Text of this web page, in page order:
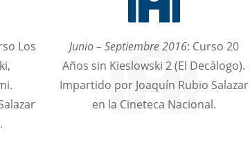
Los
Junio – Septiembre 2016: Curso 20
Años sin Kieslowski 2 (El Decálogo).
Impartido por Joaquín Rubio Salazar
en la Cineteca Nacional.